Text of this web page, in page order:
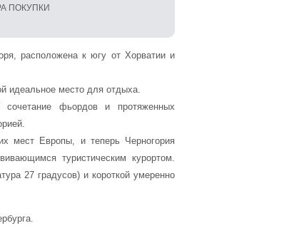
ПОКУПКИ
расположена к югу от Хорватии и
идеальное место для отдыха.
сочетание фьордов и протяженных
мест Европы, и теперь Черногория
туристическим курортом.
27 градусов) и короткой умеренно